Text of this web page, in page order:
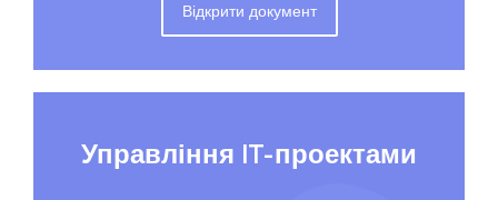
Відкрити документ
Управління IT-проектами